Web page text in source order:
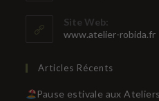
Site Web:
www.atelier-robida.fr
Articles Récents
Pause estivale aux